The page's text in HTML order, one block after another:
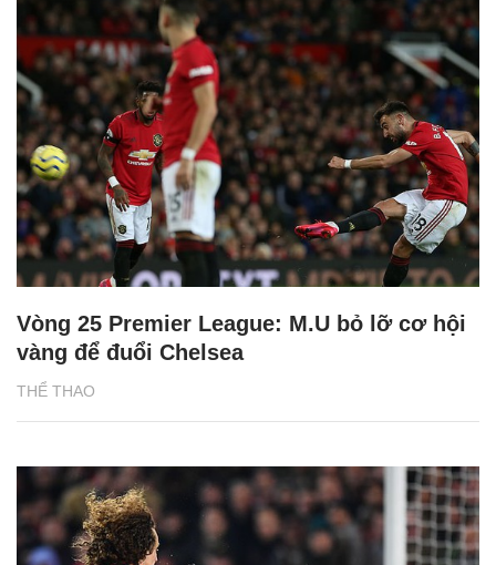
THỂ THAO
Vòng 25 Premier League: M.U bỏ lỡ cơ hội
vàng để đuổi Chelsea